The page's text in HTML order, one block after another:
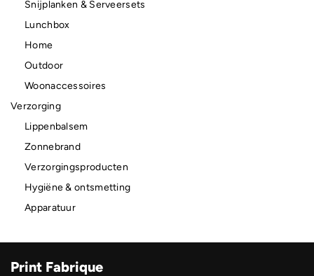
Snijplanken & Serveersets
Lunchbox
Home
Outdoor
Woonaccessoires
Verzorging
Lippenbalsem
Zonnebrand
Verzorgingsproducten
Hygiëne & ontsmetting
Apparatuur
Print Fabrique